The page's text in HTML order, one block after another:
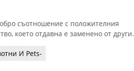
съотношение с положителния
което отдавна е заменено от други.
И Pets-